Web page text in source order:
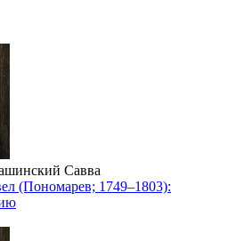
Савва
(Пономарев; 1749–1803):